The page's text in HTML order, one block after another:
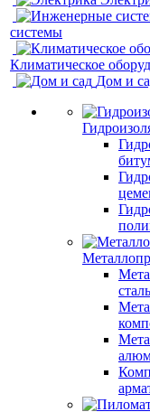
системы
Климатическое
Дом и